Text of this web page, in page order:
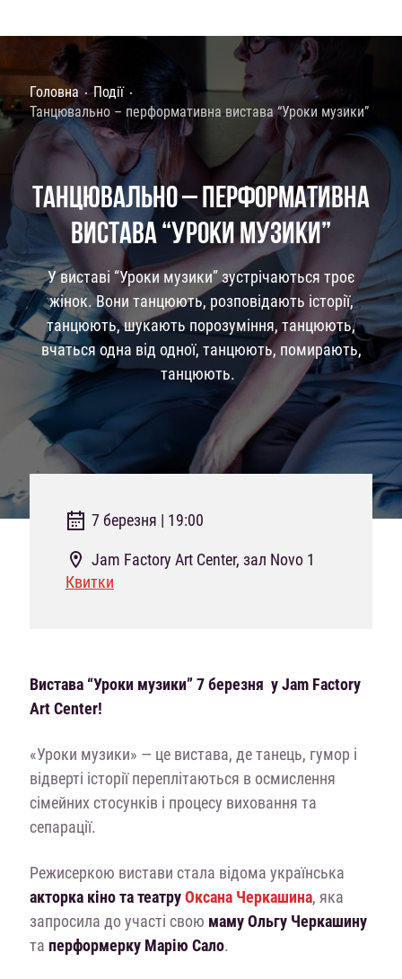
Головна
Події
Танцювально – перформативна вистава “Уроки музики”
ТАНЦЮВАЛЬНО – ПЕРФОРМАТИВНА
ВИСТАВА “УРОКИ МУЗИКИ”
У виставі “Уроки музики” зустрічаються троє
жінок. Вони танцюють, розповідають історії,
танцюють, шукають порозуміння, танцюють,
вчаться одна від одної, танцюють, помирають,
танцюють.
7 березня | 19:00
Jam Factory Art Center, зал Novo 1
Квитки
Вистава “Уроки музики” 7 березня у Jam Factory
Art Center!
«Уроки музики» — це вистава, де танець, гумор і
відверті історії переплітаються в осмислення
сімейних стосунків і процесу виховання та
сепарації.
Режисеркою вистави стала відома українська
акторка кіно та театруОксана Черкашина, яка
запросила до участі свою маму Ольгу Черкашину
та перформерку Марію Сало.